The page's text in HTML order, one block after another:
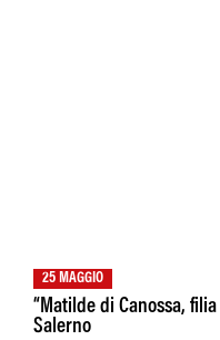
25 MAGGIO
“Matilde di Canossa,
Salerno